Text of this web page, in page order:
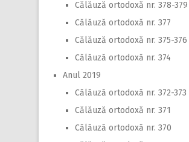
Călăuză ortodoxă nr. 378-379
Călăuză ortodoxă nr. 377
Călăuză ortodoxă nr. 375-376
Călăuză ortodoxă nr. 374
Anul 2019
Călăuză ortodoxă nr. 372-373
Călăuză ortodoxă nr. 371
Călăuză ortodoxă nr. 370